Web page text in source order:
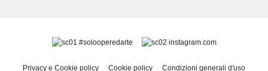
#solooperedarte instagram.com
Privacy e Cookie policy Cookie policy Condizioni generali d'uso